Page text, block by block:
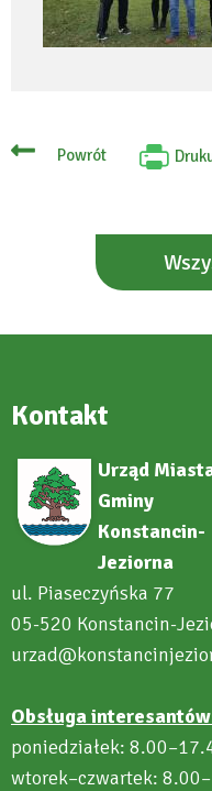
Powrót
Will
tab
Kontakt
Urząd
Gminy
Konstancin-
Jeziorna
ul. Piaseczyńska 77
05-520 Konstancin-
Obsługa
poniedziałek:
wtorek–czwartek: